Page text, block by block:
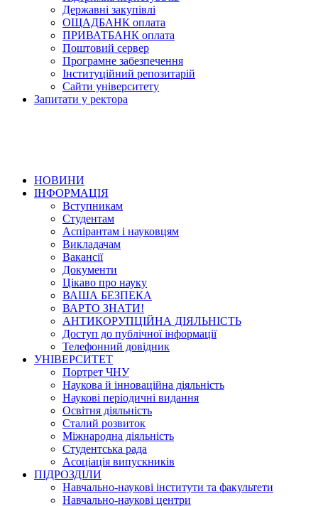
Державні закупівлі
ОЩАДБАНК оплата
ПРИВАТБАНК оплата
Поштовий сервер
Програмне забезпечення
Інституційний репозитарій
Сайти університету
Запитати у ректора
НОВИНИ
ІНФОРМАЦІЯ
Вступникам
Студентам
Аспірантам і науковцям
Викладачам
Вакансії
Документи
Цікаво про науку
ВАША БЕЗПЕКА
ВАРТО ЗНАТИ!
АНТИКОРУПЦІЙНА ДІЯЛЬНІСТЬ
Доступ до публічної інформації
Телефонний довідник
УНІВЕРСИТЕТ
Портрет ЧНУ
Наукова й інноваційна діяльність
Наукові періодичні видання
Освітня діяльність
Сталий розвиток
Міжнародна діяльність
Студентська рада
Асоціація випускників
ПІДРОЗДІЛИ
Навчально-наукові інститути та факультети
Навчально-наукові центри